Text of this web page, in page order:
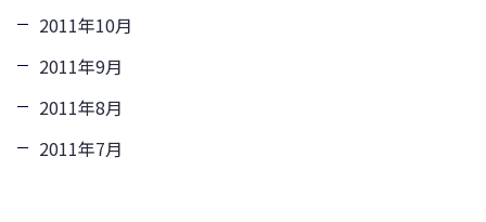
2011年10月
2011年9月
2011年8月
2011年7月